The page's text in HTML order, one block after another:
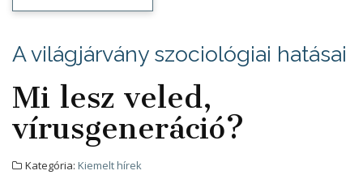
A világjárvány szociológiai hatásai
Mi lesz veled,
vírusgeneráció?
Kategória: Kiemelt hírek